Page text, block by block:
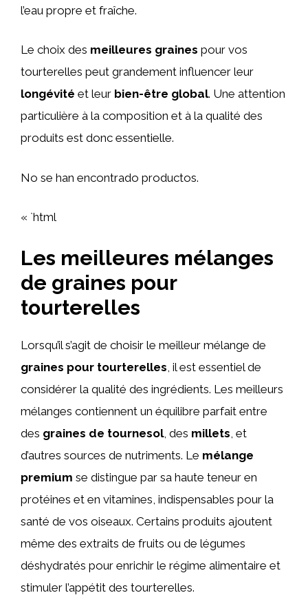
l’eau propre et fraîche.
Le choix des meilleures graines pour vos
tourterelles peut grandement influencer leur
longévité et leur bien-être global. Une attention
particulière à la composition et à la qualité des
produits est donc essentielle.
No se han encontrado productos.
« `html
Les meilleures mélanges
de graines pour
tourterelles
Lorsqu’il s’agit de choisir le meilleur mélange de
graines pour tourterelles , il est essentiel de
considérer la qualité des ingrédients. Les meilleurs
mélanges contiennent un équilibre parfait entre
des graines de tournesol, des millets , et
d’autres sources de nutriments. Le mélange
premium se distingue par sa haute teneur en
protéines et en vitamines, indispensables pour la
santé de vos oiseaux. Certains produits ajoutent
même des extraits de fruits ou de légumes
déshydratés pour enrichir le régime alimentaire et
stimuler l’appétit des tourterelles.